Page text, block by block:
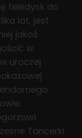
teledysk do
lat, jest
jakoś
w
uroczej
Tancerki